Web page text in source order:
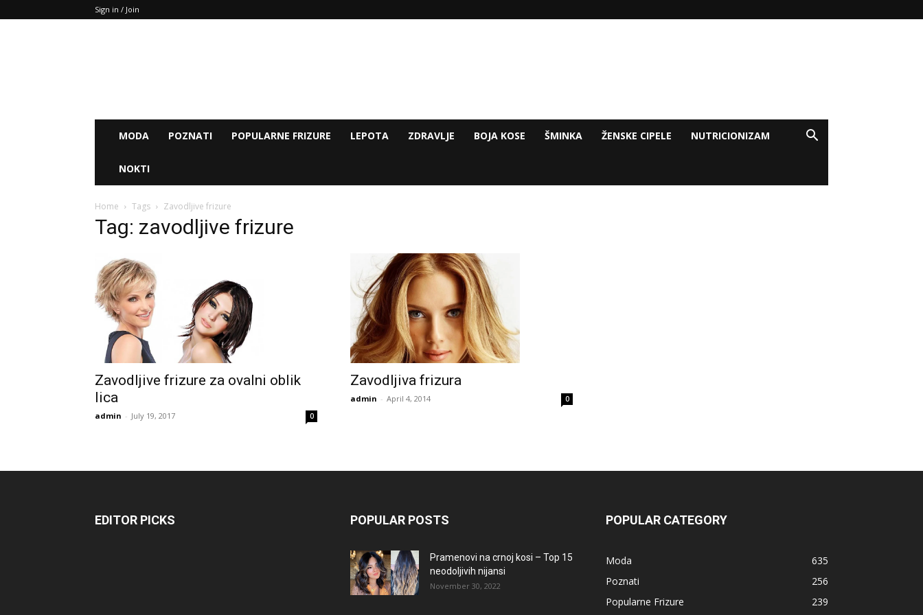
Sign in / Join
MODA POZNATI POPULARNE FRIZURE LEPOTA ZDRAVLJE BOJA KOSE ŠMINKA ŽENSKE CIPELE NUTRICIONIZAM
NOKTI
Home Tags Zavodljive frizure
Tag: zavodljive frizure
Zavodljive frizure za ovalni oblik
lica
admin - July 19, 2017 0
Zavodljiva frizura
admin - April 4, 2014 0
EDITOR PICKS POPULAR POSTS
Pramenovi na crnoj kosi – Top 15
neodoljivih nijansi
November 30, 2022
POPULAR CATEGORY
Moda
635
Poznati
256
Popularne Frizure
239